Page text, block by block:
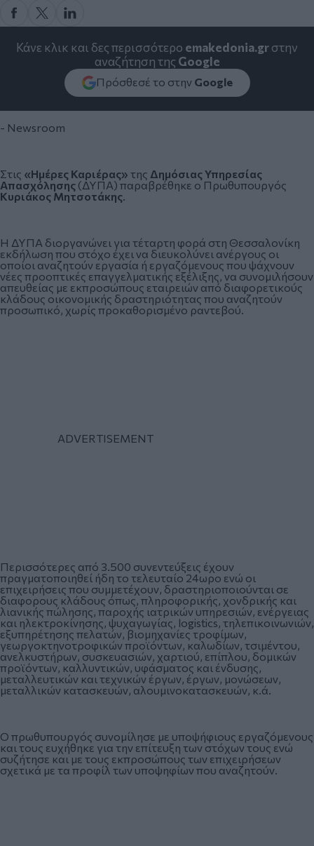
Κάνε κλικ και δες περισσότερο emakedonia.grστην
αναζήτηση της Google
Πρόσθεσέ το στην Google
- Newsroom
Στις «Ημέρες Καριέρας» της Δημόσιας Υπηρεσίας
Απασχόλησης (ΔΥΠΑ) παραβρέθηκε ο Πρωθυπουργός
Κυριάκος Μητσοτάκης.
Η ΔΥΠΑ διοργανώνει για τέταρτη φορά στη Θεσσαλονίκη
εκδήλωση που στόχο έχει να διευκολύνει ανέργους οι
οποίοι αναζητούν εργασία ή εργαζόμενους που ψάχνουν
νέες προοπτικές επαγγελματικής εξέλιξης, να συνομιλήσουν
απευθείας με εκπροσώπους εταιρειών από διαφορετικούς
κλάδους οικονομικής δραστηριότητας που αναζητούν
προσωπικό, χωρίς προκαθορισμένο ραντεβού.
Περισσότερες από 3.500 συνεντεύξεις έχουν
πραγματοποιηθεί ήδη το τελευταίο 24ωρο ενώ οι
επιχειρήσεις που συμμετέχουν, δραστηριοποιούνται σε
διαφορους κλάδους όπως, πληροφορικής, χονδρικής και
λιανικής πώλησης, παροχής ιατρικών υπηρεσιών, ενέργειας
και ηλεκτροκίνησης, ψυχαγωγίας, logistics, τηλεπικοινωνιών,
εξυπηρέτησης πελατών, βιομηχανίες τροφίμων,
γεωργοκτηνοτροφικών προϊόντων, καλωδίων, τσιμέντου,
ανελκυστήρων, συσκευασιών, χαρτιού, επίπλου, δομικών
προϊόντων, καλλυντικών, υφάσματος και ένδυσης,
μεταλλευτικών και τεχνικών έργων, έργων, μονώσεων,
μεταλλικών κατασκευών, αλουμινοκατασκευών, κ.ά.
Ο πρωθυπουργός συνομίλησε με υποψήφιους εργαζόμενους
και τους ευχήθηκε για την επίτευξη των στόχων τους ενώ
συζήτησε και με τους εκπροσώπους των επιχειρήσεων
σχετικά με τα προφίλ των υποψηφίων που αναζητούν.